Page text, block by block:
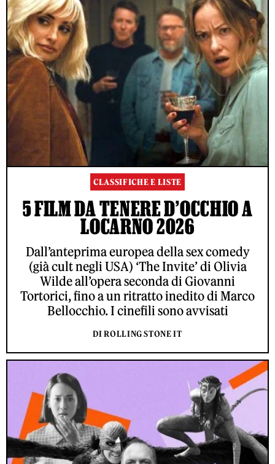
CLASSIFICHE E LISTE
5 FILM DA TENERE D’OCCHIO A
LOCARNO 2026
Dall’anteprima europea della sex comedy
(già cult negli USA) ‘The Invite’ di Olivia
Wilde all’opera seconda di Giovanni
Tortorici, fino a un ritratto inedito di Marco
Bellocchio. I cinefili sono avvisati
DI ROLLING STONE IT